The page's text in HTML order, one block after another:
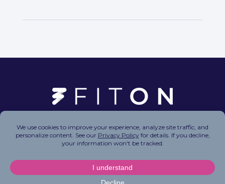
Copyright © 2026 FitOn Inc. All Rights Reserved.
Privacy Policy|Terms of Use